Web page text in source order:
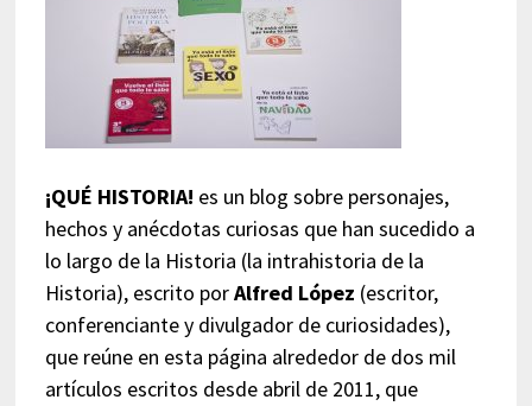
¡QUÉ HISTORIA! es un blog sobre personajes,
hechos y anécdotas curiosas que han sucedido a
lo largo de la Historia (la intrahistoria de la
Historia), escrito porAlfred López (escritor,
conferenciante y divulgador de curiosidades),
que reúne en esta página alrededor de dos mil
artículos escritos desde abril de 2011, que